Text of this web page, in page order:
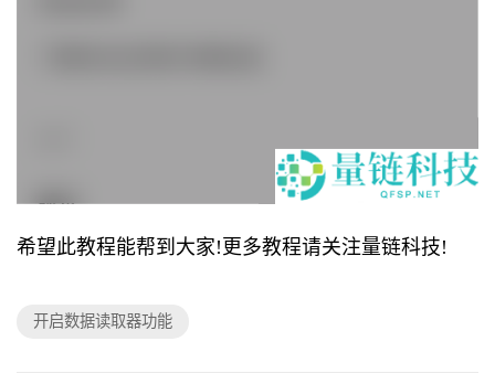
希望此教程能帮到大家!更多教程请关注量链科技!
开启数据读取器功能